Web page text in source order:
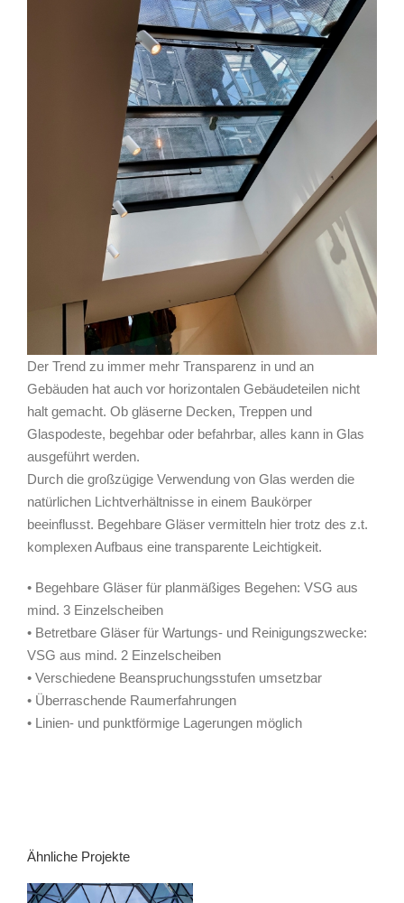
Der Trend zu immer mehr Transparenz in und an
Gebäuden hat auch vor horizontalen Gebäudeteilen nicht
halt gemacht. Ob gläserne Decken, Treppen und
Glaspodeste, begehbar oder befahrbar, alles kann in Glas
ausgeführt werden.
Durch die großzügige Verwendung von Glas werden die
natürlichen Lichtverhältnisse in einem Baukörper
beeinflusst. Begehbare Gläser vermitteln hier trotz des z.t.
komplexen Aufbaus eine transparente Leichtigkeit.
• Begehbare Gläser für planmäßiges Begehen: VSG aus
mind. 3 Einzelscheiben
• Betretbare Gläser für Wartungs- und Reinigungszwecke:
VSG aus mind. 2 Einzelscheiben
• Verschiedene Beanspruchungsstufen umsetzbar
• Überraschende Raumerfahrungen
• Linien- und punktförmige Lagerungen möglich
Ähnliche Projekte